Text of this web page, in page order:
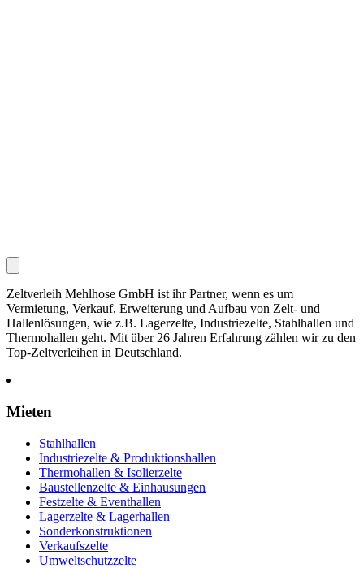
Zeltverleih Mehlhose GmbH ist ihr Partner, wenn es um
Vermietung, Verkauf, Erweiterung und Aufbau von Zelt- und
Hallenlösungen, wie z.B. Lagerzelte, Industriezelte, Stahlhallen und
Thermohallen geht. Mit über 26 Jahren Erfahrung zählen wir zu den
Top-Zeltverleihen in Deutschland.
Mieten
Stahlhallen
Industriezelte & Produktionshallen
Thermohallen & Isolierzelte
Baustellenzelte & Einhausungen
Festzelte & Eventhallen
Lagerzelte & Lagerhallen
Sonderkonstruktionen
Verkaufszelte
Umweltschutzzelte